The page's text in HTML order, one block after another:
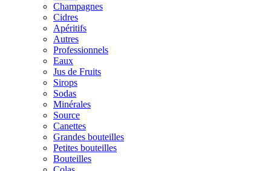
Champagnes
Cidres
Apéritifs
Autres
Professionnels
Eaux
Jus de Fruits
Sirops
Sodas
Minérales
Source
Canettes
Grandes bouteilles
Petites bouteilles
Bouteilles